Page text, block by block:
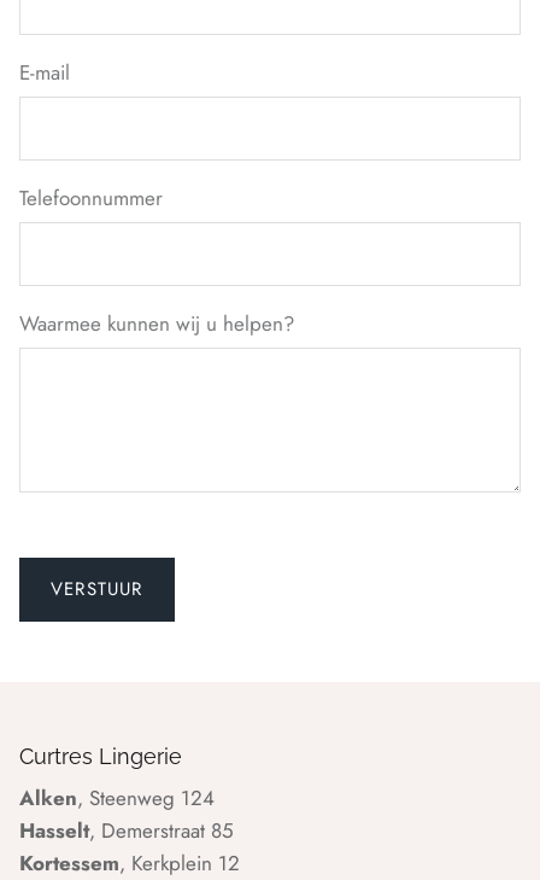
E-mail
Telefoonnummer
Waarmee kunnen wij u helpen?
Curtres Lingerie
Alken, Steenweg 124
Hasselt, Demerstraat 85
Kortessem, Kerkplein 12